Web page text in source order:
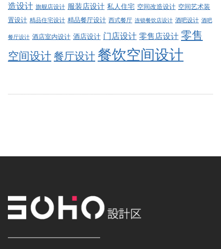
造设计 旗舰店设计 服装店设计 私人住宅 空间改造设计 空间艺术装
置设计 精品住宅设计 精品餐厅设计 西式餐厅 连锁餐饮店设计 酒吧设计 酒吧
餐厅设计 酒店室内设计 酒店设计 门店设计 零售店设计 零售
空间设计餐厅设计 餐饮空间设计